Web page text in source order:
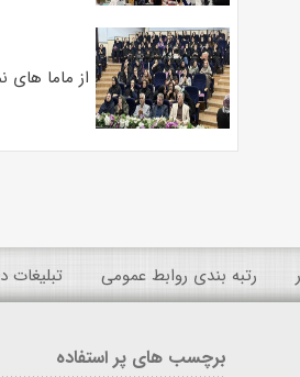
از ماما های
رتبه بندی روابط عمومی تبلیغات
برچسب های پر استفاده